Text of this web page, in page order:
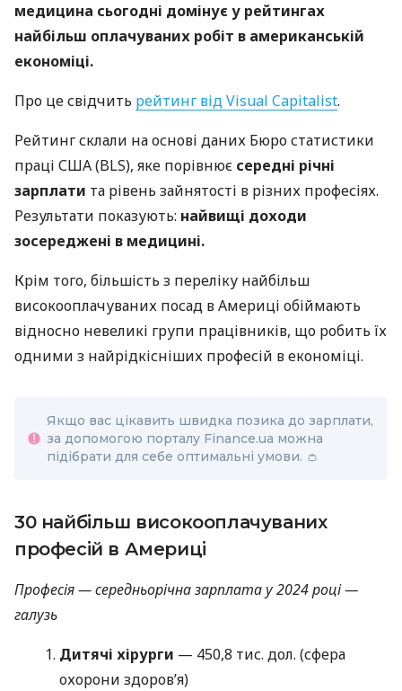
медицина сьогодні домінує у рейтингах
найбільш оплачуваних робіт в американській
економіці.
Про це свідчить рейтинг від Visual Capitalist.
Рейтинг склали на основі даних Бюро статистики
праці США (BLS), яке порівнює середні річні
зарплати та рівень зайнятості в різних професіях.
Результати показують: найвищі доходи
зосереджені в медицині.
Крім того, більшість з переліку найбільш
високооплачуваних посад в Америці обіймають
відносно невеликі групи працівників, що робить їх
одними з найрідкісніших професій в економіці.
Якщо вас цікавить швидка позика до зарплати,
за допомогою порталу Finance.ua можна
підібрати для себе оптимальні умови. 👛
30 найбільш високооплачуваних
професій в Америці
Професія — середньорічна зарплата у 2024 році —
галузь
Дитячі хірурги — 450,8 тис. дол. (сфера
охорони здоров’я)